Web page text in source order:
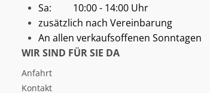
Sa: 10:00 - 14:00 Uhr
zusätzlich nach Vereinbarung
An allen verkaufsoffenen Sonntagen
WIR SIND FÜR SIE DA
Anfahrt
Kontakt